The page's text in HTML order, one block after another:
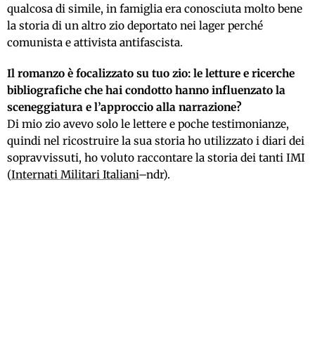
qualcosa di simile, in famiglia era conosciuta molto bene
la storia di un altro zio deportato nei lager perché
comunista e attivista antifascista.
Il romanzo è focalizzato su tuo zio: le letture e ricerche
bibliografiche che hai condotto hanno influenzato la
sceneggiatura e l’approccio alla narrazione?
Di mio zio avevo solo le lettere e poche testimonianze,
quindi nel ricostruire la sua storia ho utilizzato i diari dei
sopravvissuti, ho voluto raccontare la storia dei tanti IMI
(Internati Militari Italiani–ndr).